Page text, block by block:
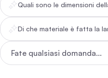
Quali sono le dimensioni
Di che materiale è fatta la